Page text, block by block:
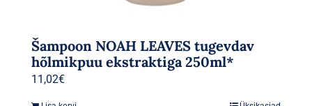
Šampoon NOAH LEAVES tugevdav
hõlmikpuu ekstraktiga 250ml*
11,02€